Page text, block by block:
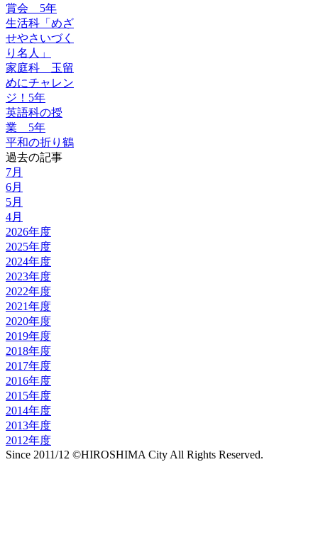
賞会 5年
生活科「めざ
せやさいづく
り名人」
家庭科 玉留
めにチャレン
ジ！5年
英語科の授
業 5年
平和の折り鶴
過去の記事
7月
6月
5月
4月
2026年度
2025年度
2024年度
2023年度
2022年度
2021年度
2020年度
2019年度
2018年度
2017年度
2016年度
2015年度
2014年度
2013年度
2012年度
Since 2011/12 ©HIROSHIMA City All Rights Reserved.